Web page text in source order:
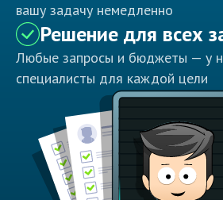
вашу задачу немедленно
Решение для всех
Любые запросы и бюджеты — у
специалисты для каждой цели